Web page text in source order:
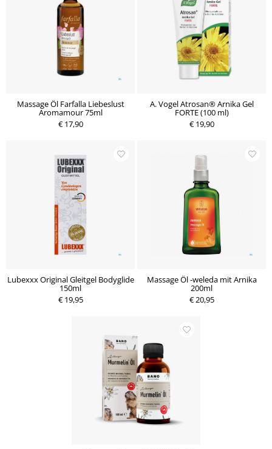
Massage Öl Farfalla Liebeslust
Aromamour 75ml
€ 17,90
A. Vogel Atrosan® Arnika Gel
FORTE (100 ml)
€ 19,90
Lubexxx Original Gleitgel Bodyglide
150ml
€ 19,95
Massage Öl -weleda mit Arnika
200ml
€ 20,95